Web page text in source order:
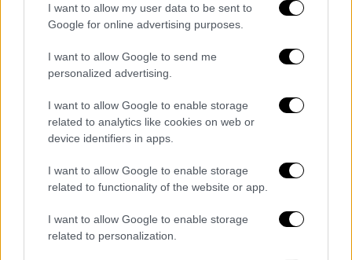
I want to allow my user data to be sent to
Google for online advertising purposes.
I want to allow Google to send me
personalized advertising.
I want to allow Google to enable storage
related to analytics like cookies on web or
device identifiers in apps.
I want to allow Google to enable storage
related to functionality of the website or app.
I want to allow Google to enable storage
related to personalization.
Για τα ανωτέρω πειστήρια παραγγέλθηκαν
την ασφαλή περισυλλογή του πολεμικού
υλικού (οβίδας) πραγματοποιήθηκε
επιχείρηση της αρμόδιας Υπηρεσίας των
Ενόπλων Δυνάμεων, με τη συνδρομή
κλιμακίου της Πυροσβεστικής Υπηρεσίας
Ο συλληφθείς, με τη δικογραφία που
σχηματίστηκε σε βάρος του για κατασκευή
και κατοχή εκρηκτικών και εμπρηστικών